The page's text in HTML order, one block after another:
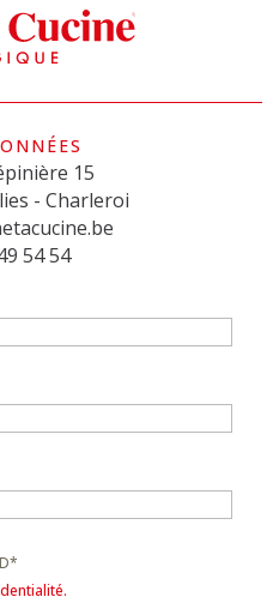
15
- Charleroi
54 54
*